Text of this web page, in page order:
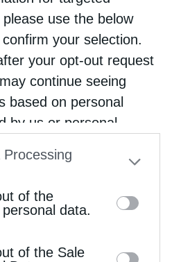
use the below
your selection.
your opt-out request
continue seeing
based on personal
by us or personal
may separately opt-out
parties on the IAB’s list
This
be disclosed by us to
of the
data.
of the Sale
Ηλιού του Θεσβίτου στα...